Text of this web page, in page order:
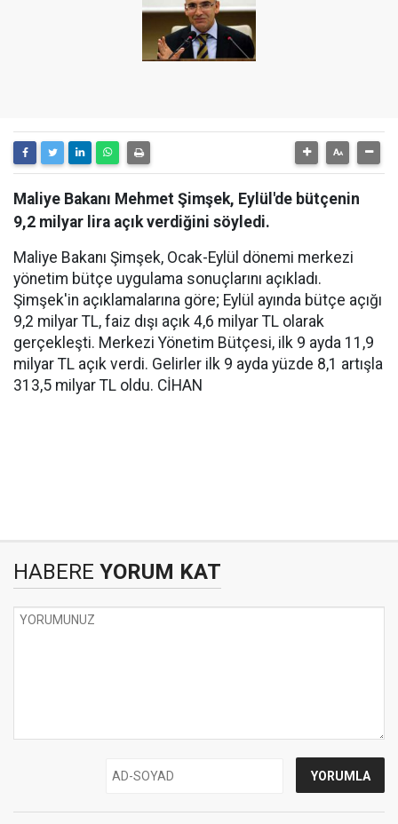
Maliye Bakanı Mehmet Şimşek, Eylül'de bütçenin
9,2 milyar lira açık verdiğini söyledi.
Maliye Bakanı Şimşek, Ocak-Eylül dönemi merkezi
yönetim bütçe uygulama sonuçlarını açıkladı.
Şimşek'in açıklamalarına göre; Eylül ayında bütçe açığı
9,2 milyar TL, faiz dışı açık 4,6 milyar TL olarak
gerçekleşti. Merkezi Yönetim Bütçesi, ilk 9 ayda 11,9
milyar TL açık verdi. Gelirler ilk 9 ayda yüzde 8,1 artışla
313,5 milyar TL oldu. CİHAN
HABERE YORUM KAT